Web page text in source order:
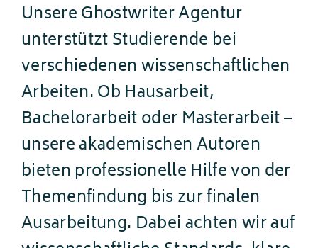
Unsere Ghostwriter Agentur
unterstützt Studierende bei
verschiedenen wissenschaftlichen
Arbeiten. Ob Hausarbeit,
Bachelorarbeit oder Masterarbeit –
unsere akademischen Autoren
bieten professionelle Hilfe von der
Themenfindung bis zur finalen
Ausarbeitung. Dabei achten wir auf